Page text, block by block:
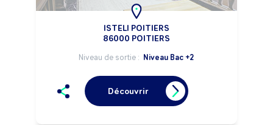
ISTELI POITIERS
86000 POITIERS
Niveau de sortie : Niveau Bac +2
Découvrir